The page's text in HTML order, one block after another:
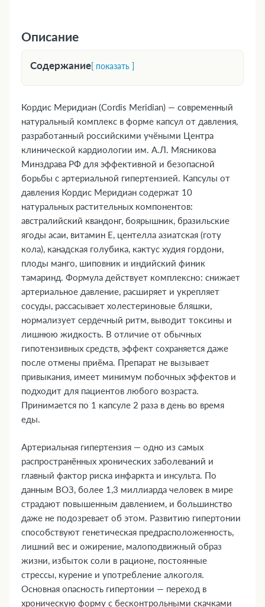
Описание
Содержание[ показать ]
1. Форма выпуска
2. Фармакологическая группа
3. Фармакодинамика и фармакокинетика
4. Где купить Кордис Меридиан, наличие и
цены в аптеках
5. Показания к применению
6. Противопоказания
7. Состав
8. Инструкция по применению и дозы
9. Возможные побочные эффекты
10. Преимущества
11. Передозировка
12. Особые указания
13. Применение при беременности и
кормлении грудью
14. Влияние на способность управлять
транспортными средствами и механизмами
15. Совместимость с алкоголем
16. Условия хранения
17. ТОП-5 вопросов эксперту
Кордис Меридиан (Cordis Meridian) — современный
натуральный комплекс в форме капсул от давления,
разработанный российскими учёными Центра
клинической кардиологии им. А.Л. Мясникова
Минздрава РФ для эффективной и безопасной
борьбы с артериальной гипертензией. Капсулы от
давления Кордис Меридиан содержат 10
натуральных растительных компонентов:
австралийский квандонг, боярышник, бразильские
ягоды асаи, витамин Е, центелла азиатская (готу
кола), канадская голубика, кактус худия гордони,
плоды манго, шиповник и индийский финик
тамаринд. Формула действует комплексно: снижает
артериальное давление, расширяет и укрепляет
сосуды, рассасывает холестериновые бляшки,
нормализует сердечный ритм, выводит токсины и
лишнюю жидкость. В отличие от обычных
гипотензивных средств, эффект сохраняется даже
после отмены приёма. Препарат не вызывает
привыкания, имеет минимум побочных эффектов и
подходит для пациентов любого возраста.
Принимается по 1 капсуле 2 раза в день во время
еды.
Артериальная гипертензия — одно из самых
распространённых хронических заболеваний и
главный фактор риска инфаркта и инсульта. По
данным ВОЗ, более 1,3 миллиарда человек в мире
страдают повышенным давлением, и большинство
даже не подозревает об этом. Развитию гипертонии
способствуют генетическая предрасположенность,
лишний вес и ожирение, малоподвижный образ
жизни, избыток соли в рационе, постоянные
стрессы, курение и употребление алкоголя.
Основная опасность гипертонии — переход в
хроническую форму с бесконтрольными скачками